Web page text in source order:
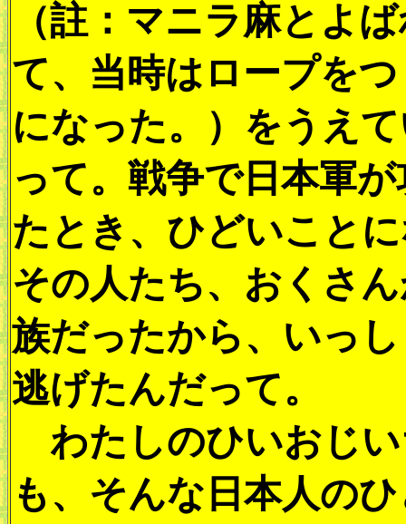
（註：マニラ麻とよ
て、当時はロープを
になった。）をうえ
って。戦争で日本軍
たとき、ひどいこと
その人たち、おくさ
族だったから、いっ
逃げたんだって。
わたしのひいおじ
も、そんな日本人の